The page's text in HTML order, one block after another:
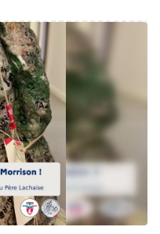
тревоги
который прошёл
западных пластинок,
бы совершенно